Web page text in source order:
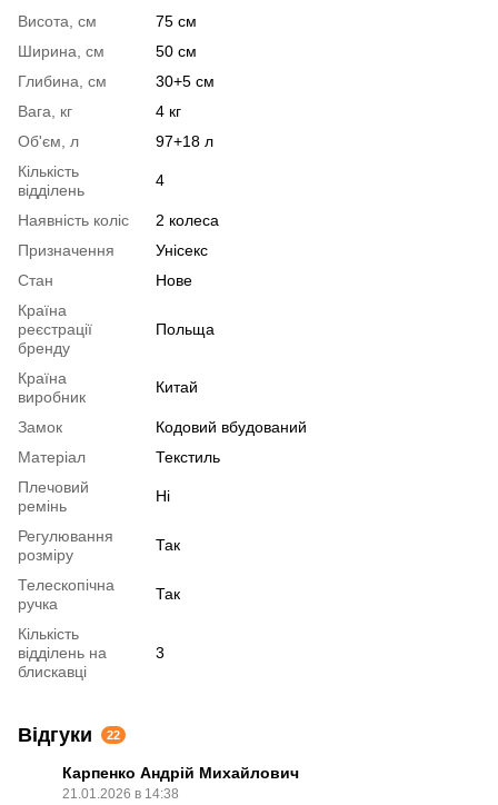
Висота, см
75 см
Ширина, см
50 см
Глибина, см
30+5 см
Вага, кг
4 кг
Об'єм, л
97+18 л
Кількість
відділень
4
Наявність коліс
2 колеса
Призначення
Унісекс
Стан
Нове
Країна
реєстрації
бренду
Польща
Країна
виробник
Китай
Замок
Кодовий вбудований
Матеріал
Текстиль
Плечовий
ремінь
Ні
Регулювання
розміру
Так
Телескопічна
ручка
Так
Кількість
відділень на
блискавці
3
Відгуки 22
Карпенко Андрій Михайлович
21.01.2026 в 14:38